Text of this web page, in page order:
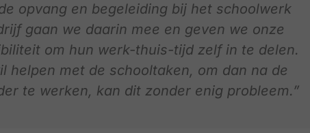
opvang en begeleiding bij het schoolwerk
gaan we daarin mee en geven we onze
om hun werk-thuis-tijd zelf in te delen.
helpen met de schooltaken, om dan na de
te werken, kan dit zonder enig probleem.”